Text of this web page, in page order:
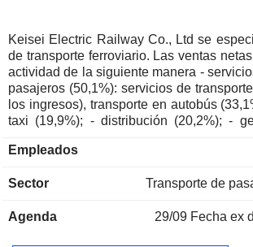
Keisei Electric Railway Co., Ltd se
de transporte ferroviario. Las ventas
actividad de la siguiente manera -
pasajeros (50,1%): servicios de
los ingresos), transporte en autobús
taxi (19,9%); - distribución (20,2%); -
principalmente explotación de
automóviles.
Empleados
Sector Transporte de
Agenda 29/09 Fecha ex